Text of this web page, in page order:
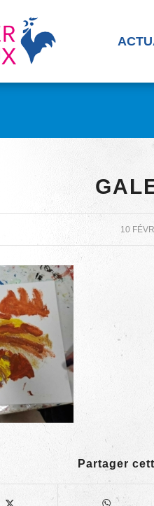
10
Partager